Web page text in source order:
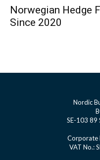
Norwegian Hedge
Since 2020
Nordic
SE-103 89
Corporate
VAT No.: